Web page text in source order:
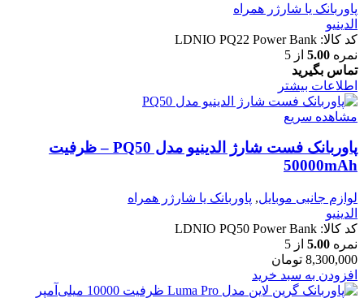
پاوربانک یا شارژر همراه
الدینیو
کد کالا: LDNIO PQ22 Power Bank
نمره 5.00 از 5
تماس بگیرید
اطلاعات بیشتر
مشاهده سریع
پاوربانک فست شارژ الدینیو مدل PQ50 – ظرفیت
50000mAh
لوازم جانبی موبایل, پاوربانک یا شارژر همراه
الدینیو
کد کالا: LDNIO PQ50 Power Bank
نمره 5.00 از 5
8,300,000 تومان
افزودن به سبد خرید